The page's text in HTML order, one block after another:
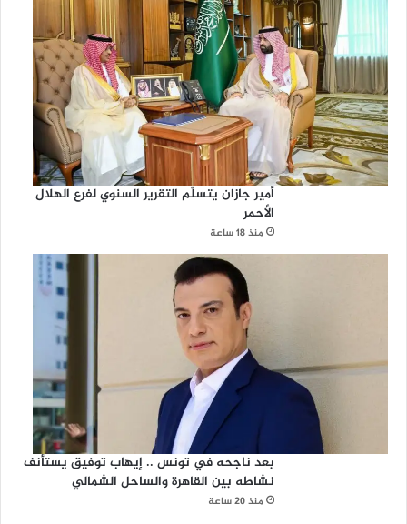
أمير جازان يتسلّم التقرير السنوي لفرع الهلال
الأحمر
منذ 18 ساعة
بعد ناجحه في تونس .. إيهاب توفيق يستأنف
نشاطه بين القاهرة والساحل الشمالي
منذ 20 ساعة